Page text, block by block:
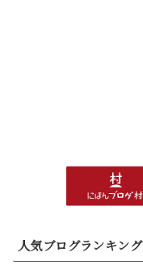
人気ブログランキング